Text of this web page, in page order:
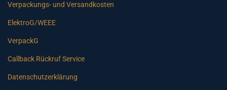
Verpackungs- und Versandkosten
ElektroG/WEEE
VerpackG
Callback Rückruf Service
Datenschutzerklärung